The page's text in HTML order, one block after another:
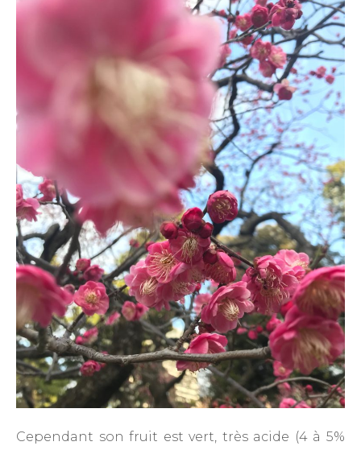
Cependant son fruit est vert, très acide (4 à 5%